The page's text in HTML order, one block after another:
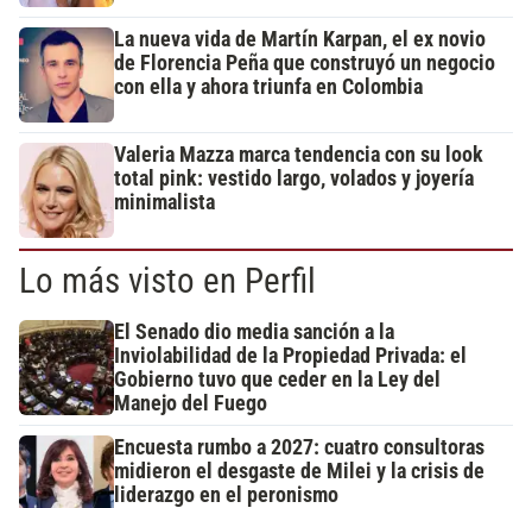
La nueva vida de Martín Karpan, el ex novio
de Florencia Peña que construyó un negocio
con ella y ahora triunfa en Colombia
Valeria Mazza marca tendencia con su look
total pink: vestido largo, volados y joyería
minimalista
Lo más visto en Perfil
El Senado dio media sanción a la
Inviolabilidad de la Propiedad Privada: el
Gobierno tuvo que ceder en la Ley del
Manejo del Fuego
Encuesta rumbo a 2027: cuatro consultoras
midieron el desgaste de Milei y la crisis de
liderazgo en el peronismo